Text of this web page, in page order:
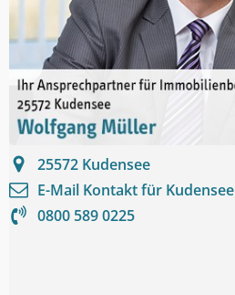
25572 Kudensee
E-Mail Kontakt für Kudensee
0800 589 0225